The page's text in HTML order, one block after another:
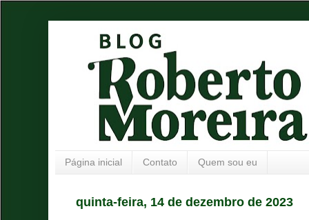
Página inicial Contato Quem sou eu
quinta-feira, 14 de dezembro de 2023